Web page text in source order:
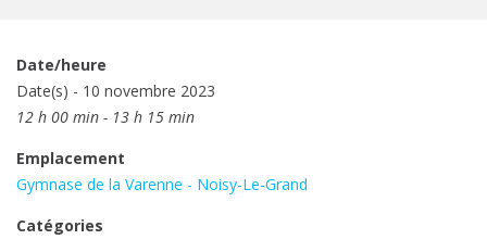
Date/heure
Date(s) - 10 novembre 2023
12 h 00 min - 13 h 15 min
Emplacement
Gymnase de la Varenne - Noisy-Le-Grand
Catégories